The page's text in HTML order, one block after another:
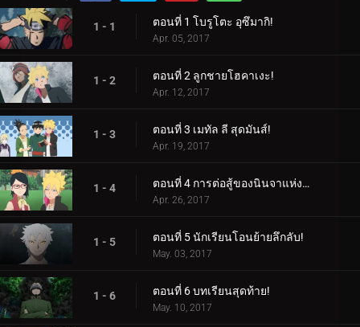
1 - 1 ตอนที่ 1 โบรูโตะ อุซึมากิ!
Apr. 05, 2017
1 - 2 ตอนที่ 2 ลูกชายโฮคาเงะ!
Apr. 12, 2017
1 - 3 ตอนที่ 3 เมทัล ลี สุดมันส์!
Apr. 19, 2017
1 - 4 ตอนที่ 4 การต่อสู้ของนินจาแห่งเพศ!
Apr. 26, 2017
1 - 5 ตอนที่ 5 นักเรียนโอนย้ายลึกลับ!
May. 03, 2017
1 - 6 ตอนที่ 6 บทเรียนสุดท้าย!
May. 10, 2017